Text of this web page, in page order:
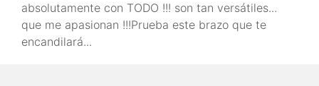
absolutamente con TODO !!! son tan versátiles...
que me apasionan !!!Prueba este brazo que te
encandilará...